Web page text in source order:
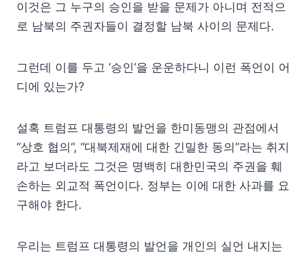
이것은 그 누구의 승인을 받을 문제가 아니며 전적으
로 남북의 주권자들이 결정할 남북 사이의 문제다.
그런데 이를 두고 ‘승인’을 운운하다니 이런 폭언이 어
디에 있는가?
설혹 트럼프 대통령의 발언을 한미동맹의 관점에서
“상호 협의”, “대북제재에 대한 긴밀한 동의”라는 취지
라고 보더라도 그것은 명백히 대한민국의 주권을 훼
손하는 외교적 폭언이다. 정부는 이에 대한 사과를 요
구해야 한다.
우리는 트럼프 대통령의 발언을 개인의 실언 내지는